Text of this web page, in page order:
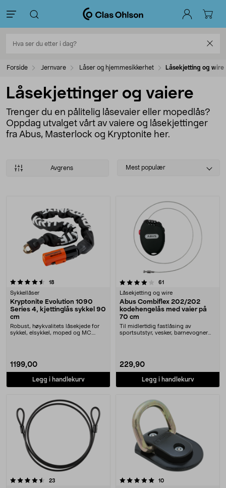
Forside Jernvare Låser og hjemmesikkerhet Låsekjetting og wire
Låsekjettinger og vaiere
Trenger du en pålitelig låsevaier eller mopedlås?
Oppdag utvalget vårt av vaiere og låsekjettinger
fra Abus, Masterlock og Kryptonite her.
Avgrens
Select
Mest populær
18
Sykkellåser
Kryptonite Evolution 1090
Series 4, kjettinglås sykkel 90
cm
Robust, høykvalitets låsekjede for
sykkel, elsykkel, moped og MC.
1199,00
Legg i handlekurv
4.0 av 5 stjerner 61
Låsekjetting og wire
Abus Combiflex 202/202
kodehengelås med vaier på
70 cm
Til midlertidig fastlåsing av
sportsutstyr, vesker, barnevogner
229,90
Legg i handlekurv
23
5.0 av 5 stjerner 10anmeldelser